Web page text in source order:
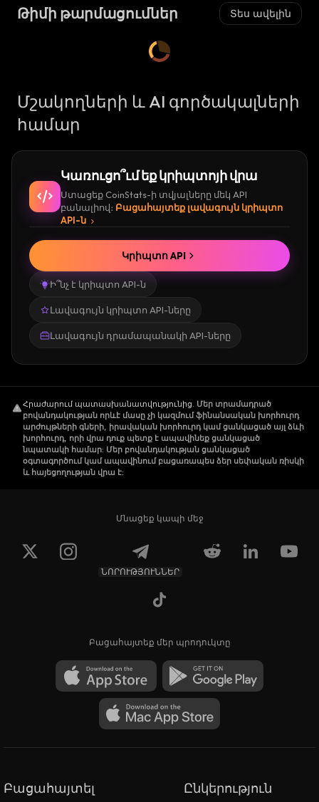
Թիմի թարմացումներ Տես ավելին
Մշակողների և AI գործակալների
համար
Կառուցո՞ւմ եք կրիպտոյի վրա
Ստացեք CoinStats-ի տվյալները մեկ API
բանալիով։ Բացահայտեք լավագույն կրիպտո
API-ն
Ի՞նչ է կրիպտո API-ն
Լավագույն կրիպտո API-ները
Լավագույն դրամապանակի API-ները
Կրիպտո API
Հրաժարում պատասխանատվությունից. Մեր տրամադրած
բովանդակության որևէ մասը չի կազմում ֆինանսական խորհուրդ
արժույթների գների, իրավական խորհուրդ կամ ցանկացած այլ ձևի
խորհուրդ, որի վրա դուք պետք է ապավինեք ցանկացած
նպատակի համար: Մեր բովանդակության ցանկացած
օգտագործում կամ ապավինում բացառապես ձեր սեփական ռիսկի
և հայեցողության վրա է:
Մնացեք կապի մեջ
ՆՈՐՈՒԹՅՈՒՆՆԵՐ
Բացահայտեք մեր պրոդուկտը
Բացահայտել Ընկերություն